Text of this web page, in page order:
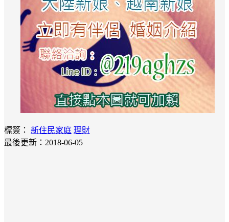
標簽： 新住民家庭 理財
最後更新：2018-06-05